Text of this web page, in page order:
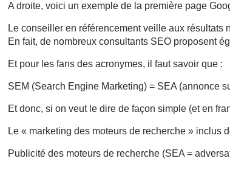
A droite, voici un exemple de la première page
Le conseiller en référencement veille aux résultats
En fait, de nombreux consultants SEO proposent
Et pour les fans des acronymes, il faut savoir que :
SEM (Search Engine Marketing) = SEA (annonce
Et donc, si on veut le dire de façon simple (et en
Le « marketing des moteurs de recherche » inclus
Publicité des moteurs de recherche (SEA =